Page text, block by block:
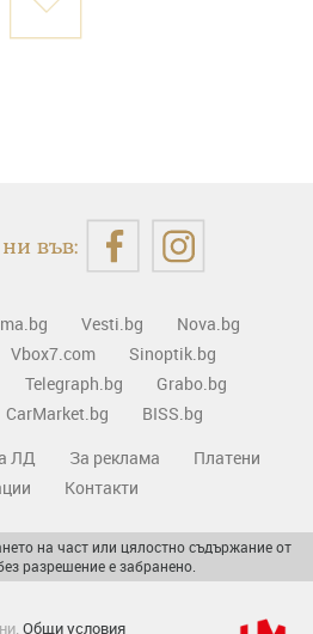
във:
Vesti.bg
Nova.bg
Vbox7.com
Sinoptik.bg
Telegraph.bg
Grabo.bg
CarMarket.bg
BISS.bg
ЛД За реклама
Платени
Контакти
на част или цялостно съдържание от
разрешение е забранено.
Общи условия